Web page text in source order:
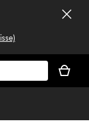
carrello
è